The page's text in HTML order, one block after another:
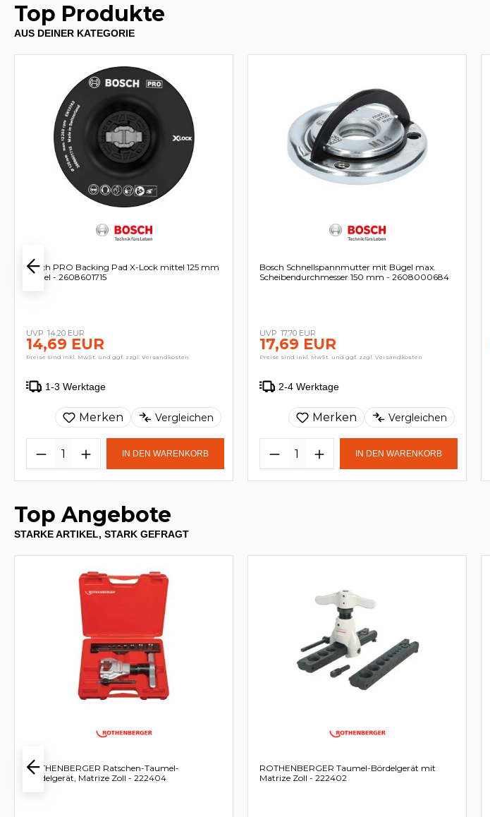
Top Produkte
AUS DEINER KATEGORIE
Bosch PRO Backing Pad X-Lock mittel 125 mm
mittel - 2608601715
14,20 EUR
14,69 EUR
Preise sind inkl. MwSt. und ggf. zzgl. Versandkosten
1-3 Werktage
Merken Vergleichen
IN DEN WARENKORB
Bosch Schnellspannmutter mit Bügel max.
Scheibendurchmesser 150 mm - 2608000684
17,70 EUR
17,69 EUR
Preise sind inkl. MwSt. und ggf. zzgl. Versandkosten
2-4 Werktage
Merken Vergleichen
IN DEN WARENKORB
Top Angebote
STARKE ARTIKEL, STARK GEFRAGT
ROTHENBERGER Ratschen-Taumel-
Bördelgerät, Matrize Zoll - 222404
ROTHENBERGER Taumel-Bördelgerät mit
Matrize Zoll - 222402